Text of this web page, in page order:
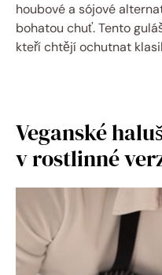
houbové a sójové
bohatou chuť. Tento
kteří chtějí ochutnat
Veganské
v rostlinné